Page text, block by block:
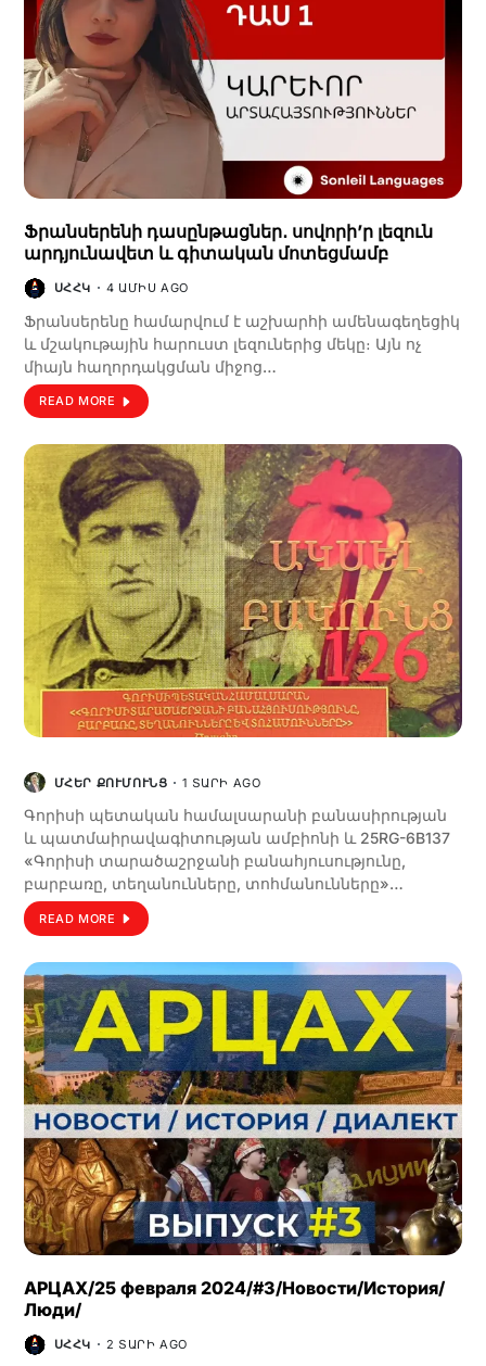
Ֆրանսերենի դասընթացներ․ սովորի’ր լեզուն
արդյունավետ և գիտական մոտեցմամբ
ՍՀՀԿ 4 ԱՄԻՍ AGO
Ֆրանսերենը համարվում է աշխարհի ամենագեղեցիկ
և մշակութային հարուստ լեզուներից մեկը։ Այն ոչ
միայն հաղորդակցման միջոց…
READ MORE
ՄՀԵՐ ՔՈՒՄՈՒՆՑ 1 ՏԱՐԻ AGO
Գորիսի պետական համալսարանի բանասիրության
և պատմաիրավագիտության ամբիոնի և 25RG-6B137
«Գորիսի տարածաշրջանի բանահյուսությունը,
բարբառը, տեղանունները, տոհմանունները»…
READ MORE
АРЦАХ/25 февраля 2024/#3/Новости/История/
Люди/
ՍՀՀԿ 2 ՏԱՐԻ AGO